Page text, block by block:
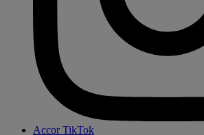
Accor TikTok